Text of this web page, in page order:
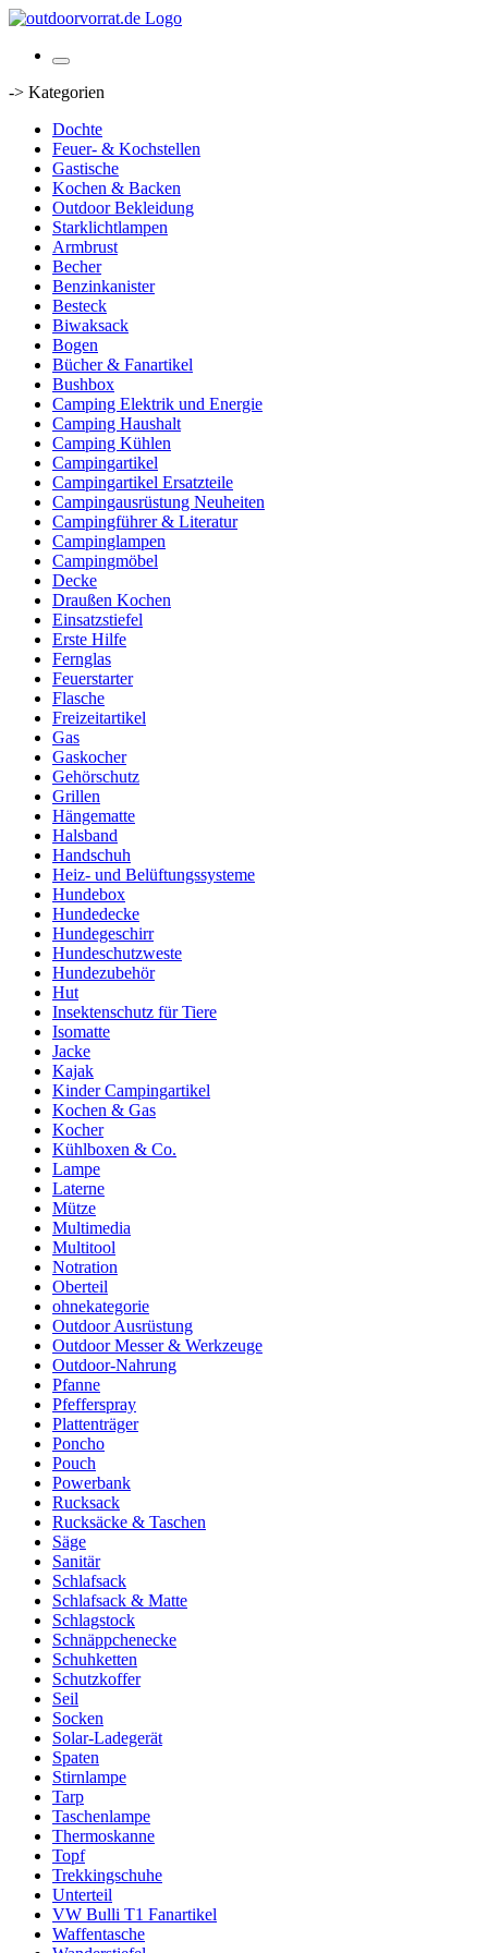
-> Kategorien
Dochte
Feuer- & Kochstellen
Gastische
Kochen & Backen
Outdoor Bekleidung
Starklichtlampen
Armbrust
Becher
Benzinkanister
Besteck
Biwaksack
Bogen
Bücher & Fanartikel
Bushbox
Camping Elektrik und Energie
Camping Haushalt
Camping Kühlen
Campingartikel
Campingartikel Ersatzteile
Campingausrüstung Neuheiten
Campingführer & Literatur
Campinglampen
Campingmöbel
Decke
Draußen Kochen
Einsatzstiefel
Erste Hilfe
Fernglas
Feuerstarter
Flasche
Freizeitartikel
Gas
Gaskocher
Gehörschutz
Grillen
Hängematte
Halsband
Handschuh
Heiz- und Belüftungssysteme
Hundebox
Hundedecke
Hundegeschirr
Hundeschutzweste
Hundezubehör
Hut
Insektenschutz für Tiere
Isomatte
Jacke
Kajak
Kinder Campingartikel
Kochen & Gas
Kocher
Kühlboxen & Co.
Lampe
Laterne
Mütze
Multimedia
Multitool
Notration
Oberteil
ohnekategorie
Outdoor Ausrüstung
Outdoor Messer & Werkzeuge
Outdoor-Nahrung
Pfanne
Pfefferspray
Plattenträger
Poncho
Pouch
Powerbank
Rucksack
Rucksäcke & Taschen
Säge
Sanitär
Schlafsack
Schlafsack & Matte
Schlagstock
Schnäppchenecke
Schuhketten
Schutzkoffer
Seil
Socken
Solar-Ladegerät
Spaten
Stirnlampe
Tarp
Taschenlampe
Thermoskanne
Topf
Trekkingschuhe
Unterteil
VW Bulli T1 Fanartikel
Waffentasche